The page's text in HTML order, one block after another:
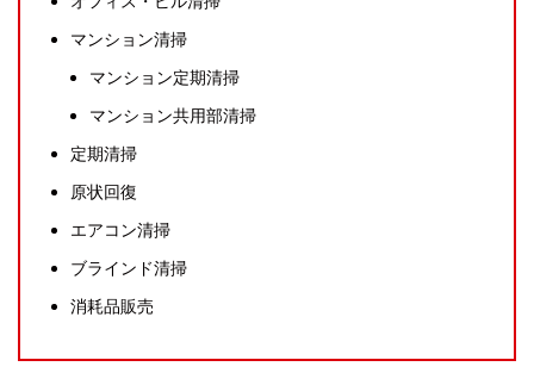
マンション清掃
マンション定期清掃
マンション共用部清掃
定期清掃
原状回復
エアコン清掃
ブラインド清掃
消耗品販売